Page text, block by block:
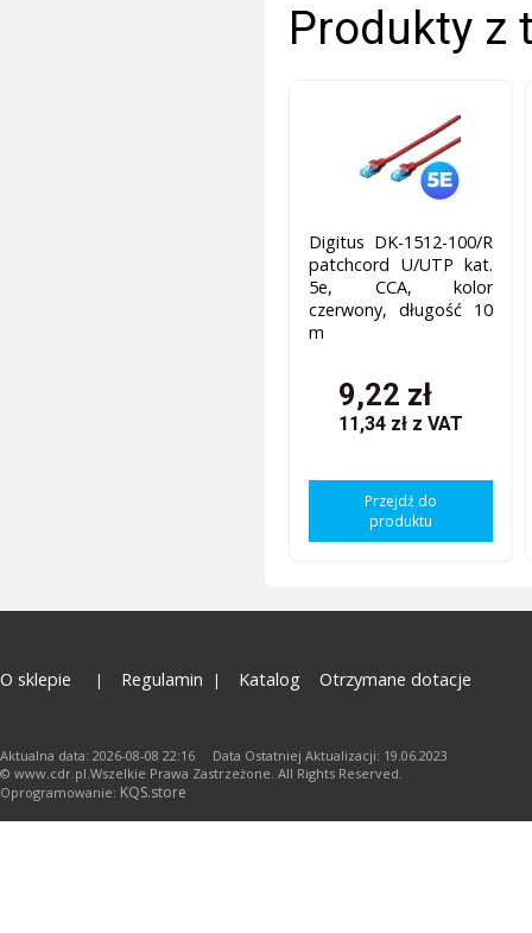
Produkty z
Digitus DK-1512-100/R
patchcord U/UTP kat.
5e, CCA, kolor
czerwony, długość 10
m
9,22 zł
11,34 zł z VAT
Przejdź do
produktu
O sklepie Regulamin Katalog Otrzymane dotacje
Aktualna data: 2026-08-08 22:16 Data Ostatniej Aktualizacji: 19.06.2023
© www.cdr.pl.Wszelkie Prawa Zastrzeżone. All Rights Reserved.
Oprogramowanie: KQS.store